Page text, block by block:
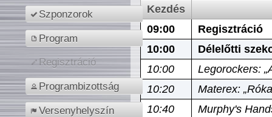
Szponzorok
Program
Regisztráció
Programbizottság
Versenyhelyszín
Kezdés
09:00
Regisztráció
10:00
Délelőtti
10:00
Legorockers:
10:20
Materex:
10:40
Murphy's